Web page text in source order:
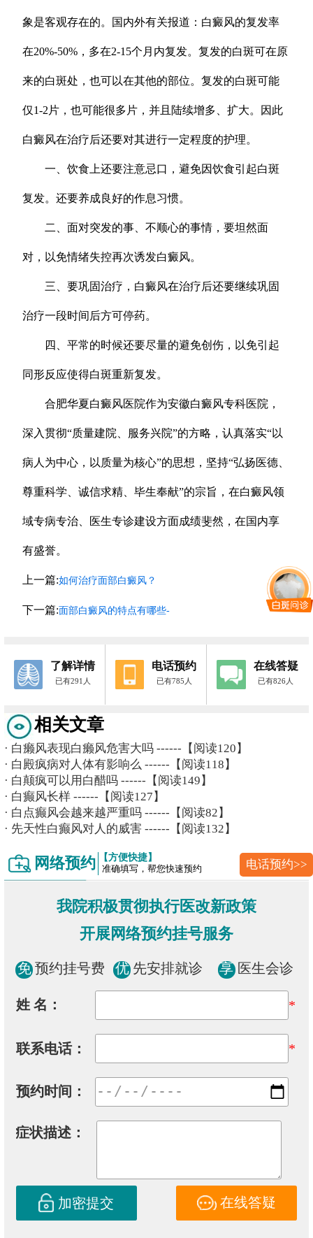
象是客观存在的。国内外有关报道：白癜风的复发率
在20%-50%，多在2-15个月内复发。复发的白斑可在原
来的白斑处，也可以在其他的部位。复发的白斑可能
仅1-2片，也可能很多片，并且陆续增多、扩大。因此
白癜风在治疗后还要对其进行一定程度的护理。
一、饮食上还要注意忌口，避免因饮食引起白斑
复发。还要养成良好的作息习惯。
二、面对突发的事、不顺心的事情，要坦然面
对，以免情绪失控再次诱发白癜风。
三、要巩固治疗，白癜风在治疗后还要继续巩固
治疗一段时间后方可停药。
四、平常的时候还要尽量的避免创伤，以免引起
同形反应使得白斑重新复发。
合肥华夏白癜风医院作为安徽白癜风专科医院，
深入贯彻“质量建院、服务兴院”的方略，认真落实“以
病人为中心，以质量为核心”的思想，坚持“弘扬医德、
尊重科学、诚信求精、毕生奉献”的宗旨，在白癜风领
域专病专治、医生专诊建设方面成绩斐然，在国内享
有盛誉。
上一篇:如何治疗面部白癜风？
下一篇:面部白癜风的特点有哪些-
了解详情
已有291人
电话预约
已有785人
在线答疑
已有826人
相关文章
· 白癞风表现白癞风危害大吗 ------【阅读120】
· 白殿疯病对人体有影响么 ------【阅读118】
· 白颠疯可以用白醋吗 ------【阅读149】
· 白癫风长样 ------【阅读127】
· 白点癫风会越来越严重吗 ------【阅读82】
· 先天性白癫风对人的威害 ------【阅读132】
网络预约 【方便快捷】
准确填写，帮您快速预约 电话预约>>
我院积极贯彻执行医改新政策
开展网络预约挂号服务
免 预约挂号费 优 先安排就诊 享 医生会诊
姓 名： *
联系电话： *
预约时间：
症状描述：
加密提交 在线答疑